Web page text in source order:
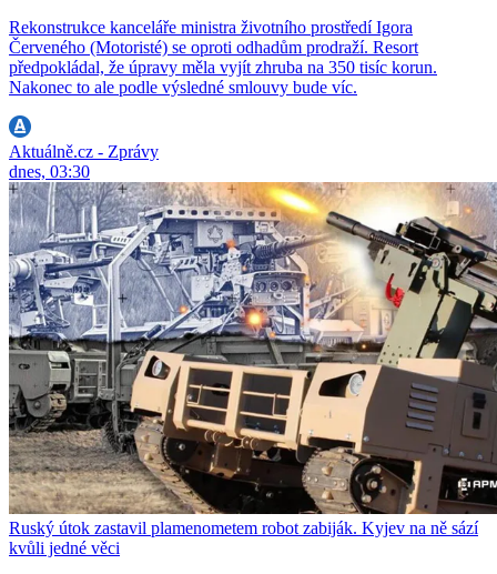
Rekonstrukce kanceláře ministra životního prostředí Igora
Červeného (Motoristé) se oproti odhadům prodraží. Resort
předpokládal, že úpravy měla vyjít zhruba na 350 tisíc korun.
Nakonec to ale podle výsledné smlouvy bude víc.
Aktuálně.cz - Zprávy
dnes, 03:30
Ruský útok zastavil plamenometem robot zabiják. Kyjev na ně sází
kvůli jedné věci